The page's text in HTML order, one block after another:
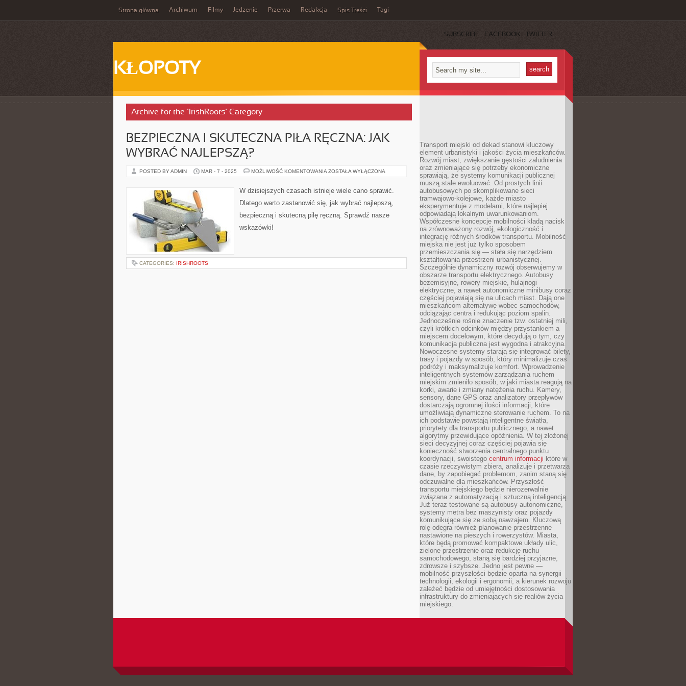
Strona główna Archiwum Filmy Jedzenie Przerwa Redakcja Spis Treści Tagi
SUBSCRIBE FACEBOOK TWITTER
KŁOPOTY
Archive for the ‘IrishRoots’ Category
BEZPIECZNA I SKUTECZNA PIŁA RĘCZNA: JAK
WYBRAĆ NAJLEPSZĄ?
POSTED BY ADMIN MAR - 7 - 2025 MOŻLIWOŚĆ KOMENTOWANIA BEZPIECZNA
PIŁA
RĘCZNA:
WYBRAĆ
ZOSTAŁA WYŁĄCZONA
W dzisiejszych czasach istnieje wiele cano sprawić.
Dlatego warto zastanowić się, jak wybrać najlepszą,
bezpieczną i skutecną pilę ręczną. Sprawdź nasze
wskazówki!
CATEGORIES: IRISHROOTS
Transport miejski od dekad stanowi kluczowy
element urbanistyki i jakości życia mieszkańców.
Rozwój miast, zwiększanie gęstości zaludnienia
oraz zmieniające się potrzeby ekonomiczne
sprawiają, że systemy komunikacji publicznej
muszą stale ewoluować. Od prostych linii
autobusowych po skomplikowane sieci
tramwajowo-kolejowe, każde miasto
eksperymentuje z modelami, które najlepiej
odpowiadają lokalnym uwarunkowaniom.
Współczesne koncepcje mobilności kładą nacisk
na zrównoważony rozwój, ekologiczność i
integrację różnych środków transportu. Mobilność
miejska nie jest już tylko sposobem
przemieszczania się — stała się narzędziem
kształtowania przestrzeni urbanistycznej.
Szczególnie dynamiczny rozwój obserwujemy w
obszarze transportu elektrycznego. Autobusy
bezemisyjne, rowery miejskie, hulajnogi
elektryczne, a nawet autonomiczne minibusy coraz
częściej pojawiają się na ulicach miast. Dają one
mieszkańcom alternatywę wobec samochodów,
odciążając centra i redukując poziom spalin.
Jednocześnie rośnie znaczenie tzw. ostatniej mili,
czyli krótkich odcinków między przystankiem a
miejscem docelowym, które decydują o tym, czy
komunikacja publiczna jest wygodna i atrakcyjna.
Nowoczesne systemy starają się integrować bilety,
trasy i pojazdy w sposób, który minimalizuje czas
podróży i maksymalizuje komfort. Wprowadzenie
inteligentnych systemów zarządzania ruchem
miejskim zmieniło sposób, w jaki miasta reagują na
korki, awarie i zmiany natężenia ruchu. Kamery,
sensory, dane GPS oraz analizatory przepływów
dostarczają ogromnej ilości informacji, które
umożliwiają dynamiczne sterowanie ruchem. To na
ich podstawie powstają inteligentne światła,
priorytety dla transportu publicznego, a nawet
algorytmy przewidujące opóźnienia. W tej złożonej
sieci decyzyjnej coraz częściej pojawia się
konieczność stworzenia centralnego punktu
koordynacji, swoistego centrum informacji które w
czasie rzeczywistym zbiera, analizuje i przetwarza
dane, by zapobiegać problemom, zanim staną się
odczuwalne dla mieszkańców. Przyszłość
transportu miejskiego będzie nierozerwalnie
związana z automatyzacją i sztuczną inteligencją.
Już teraz testowane są autobusy autonomiczne,
systemy metra bez maszynisty oraz pojazdy
komunikujące się ze sobą nawzajem. Kluczową
rolę odegra również planowanie przestrzenne
nastawione na pieszych i rowerzystów. Miasta,
które będą promować kompaktowe układy ulic,
zielone przestrzenie oraz redukcję ruchu
samochodowego, staną się bardziej przyjazne,
zdrowsze i szybsze. Jedno jest pewne —
mobilność przyszłości będzie oparta na synergii
technologii, ekologii i ergonomii, a kierunek rozwoju
zależeć będzie od umiejętności dostosowania
infrastruktury do zmieniających się realiów życia
miejskiego.